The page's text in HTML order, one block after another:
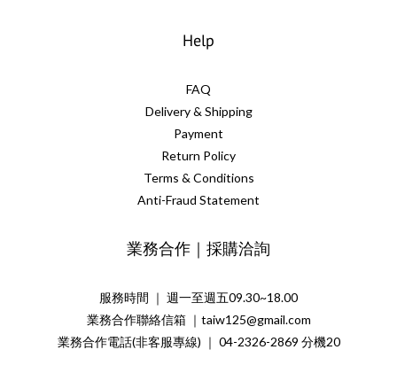
Help
FAQ
Delivery & Shipping
Payment
Return Policy
Terms & Conditions
Anti-Fraud Statement
業務合作｜採購洽詢
服務時間 ｜ 週一至週五09.30~18.00
業務合作聯絡信箱 ｜taiw125@gmail.com
業務合作電話(非客服專線) ｜ 04-2326-2869 分機20